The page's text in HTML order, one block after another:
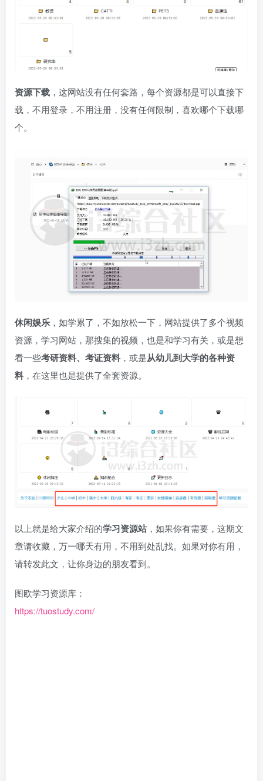
资源下载 ，这网站没有任何套路，每个资源都是可以直接下
载，不用登录，不用注册，没有任何限制，喜欢哪个下载哪
个。
休闲娱乐 ，如学累了，不如放松一下，网站提供了多个视频
资源，学习网站，那搜集的视频，也是和学习有关，或是想
看一些考研资料、考证资料 ，或是从幼儿到大学的各种资
料 ，在这里也是提供了全套资源。
以上就是给大家介绍的学习资源站，如果你有需要，这期文
章请收藏，万一哪天有用，不用到处乱找。如果对你有用，
请转发此文，让你身边的朋友看到。
图欧学习资源库：
https://tuostudy.com/